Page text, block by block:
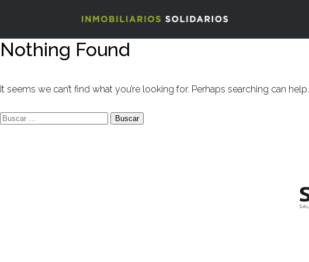
Nothing Found
It seems we can’t find what you’re looking for. Perhaps searching can help.
Buscar: